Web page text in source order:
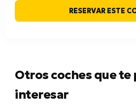
RESERVAR ESTE
Otros coches que te
interesar